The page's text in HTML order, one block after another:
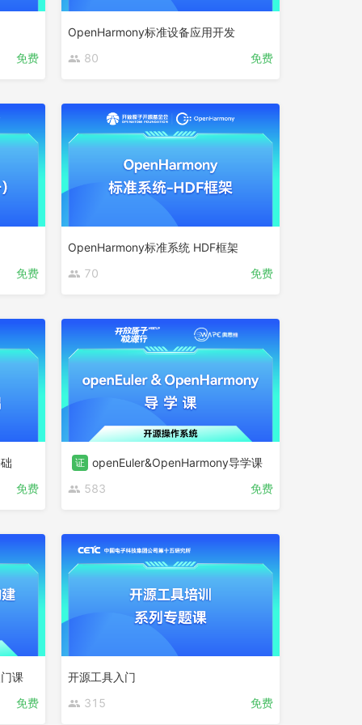
免费
OpenHarmony标准设备应用开发
80
免费
免费
OpenHarmony标准系统 HDF框架
70
免费
免费
证 openEuler&OpenHarmony导学课
583
免费
课
免费
开源工具入门
315
免费